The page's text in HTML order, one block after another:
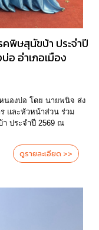
พิษสุนัขบ้า ประจำปี
อ อำเภอเมือง
นองบ่อ โดย นายพนิจ ส่ง
และหัวหน้าส่วน ร่วม
ประจำปี 2569 ณ
ดูรายละเอียด >>